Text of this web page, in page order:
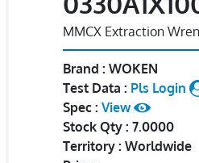
MMCX Extraction
Brand : WOKEN
Test Data : Pls Login
Spec : View
Stock Qty : 7.0000
Territory : Worldwide